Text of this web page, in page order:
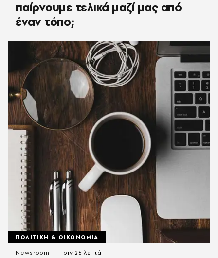
παίρνουμε τελικά μαζί μας από
έναν τόπο;
ΠΟΛΙΤΙΚΗ & ΟΙΚΟΝΟΜΙΑ
Newsroom πριν 26 λεπτά